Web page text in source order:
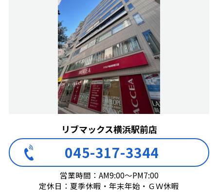
リブマックス横浜駅前店
045-317-3344
営業時間：AM9:00～PM7:00
定休日：夏季休暇・年末年始・ＧＷ休暇